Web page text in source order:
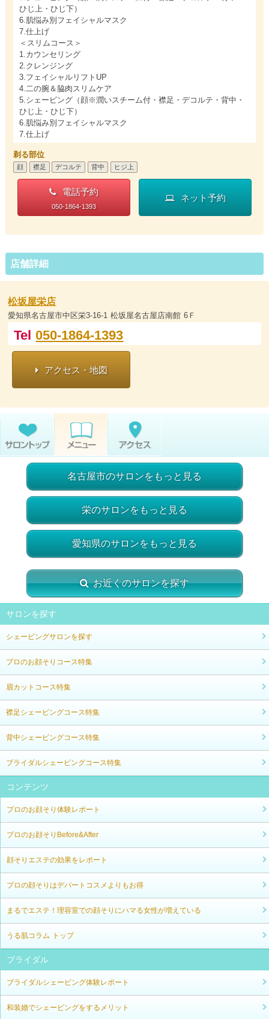
ひじ上・ひじ下）
6.肌悩み別フェイシャルマスク
7.仕上げ
＜スリムコース＞
1.カウンセリング
2.クレンジング
3.フェイシャルリフトUP
4.二の腕＆脇肉スリムケア
5.シェービング（顔※潤いスチーム付・襟足・デコルテ・背中・
ひじ上・ひじ下）
6.肌悩み別フェイシャルマスク
7.仕上げ
剃る部位
顔 襟足 デコルテ 背中 ヒジ上
電話予約
050-1864-1393
ネット予約
店舗詳細
松坂屋栄店
愛知県名古屋市中区栄3-16-1 松坂屋名古屋店南館 6Ｆ
Tel050-1864-1393
アクセス・地図
名古屋市のサロンをもっと見る
栄のサロンをもっと見る
愛知県のサロンをもっと見る
お近くのサロンを探す
サロンを探す
シェービングサロンを探す
プロのお顔そりコース特集
眉カットコース特集
襟足シェービングコース特集
背中シェービングコース特集
ブライダルシェービングコース特集
コンテンツ
プロのお顔そり体験レポート
プロのお顔そりBefore&After
顔そりエステの効果をレポート
プロの顔そりはデパートコスメよりもお得
まるでエステ！理容室での顔そりにハマる女性が増えている
うる肌コラム トップ
ブライダル
ブライダルシェービング体験レポート
和装婚でシェービングをするメリット